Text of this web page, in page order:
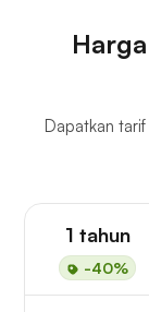
Dapatkan
1 tahun
-40%